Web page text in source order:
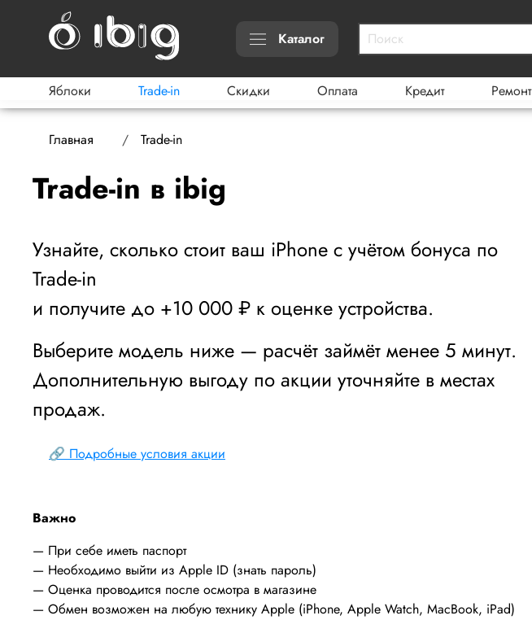
Каталог
Яблоки Trade-in Скидки Оплата Кредит Ремонт
Главная Trade-in
Trade-in в ibig
Узнайте, сколько стоит ваш iPhone с учётом бонуса по
Trade-in
и получите до +10 000 ₽ к оценке устройства.
Выберите модель ниже — расчёт займёт менее 5 минут.
Дополнительную выгоду по акции уточняйте в местах
продаж.
🔗 Подробные условия акции
Важно
— При себе иметь паспорт
— Необходимо выйти из Apple ID (знать пароль)
— Оценка проводится после осмотра в магазине
— Обмен возможен на любую технику Apple (iPhone, Apple Watch, MacBook, iPad)